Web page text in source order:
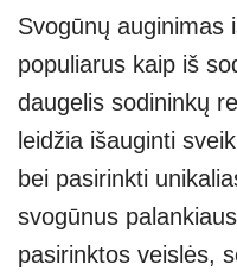
Svogūnų auginimas
populiarus kaip iš
daugelis sodininkų
leidžia išauginti
bei pasirinkti
svogūnus
pasirinktos veislės,